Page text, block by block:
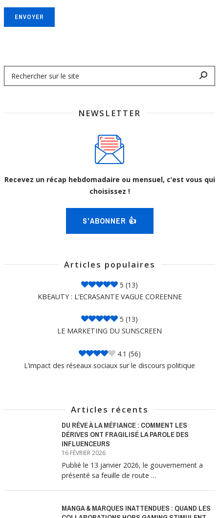
ENVOYER
NEWSLETTER
Recevez un récap hebdomadaire ou mensuel, c’est vous qui
choisissez !
S'ABONNER 👍
Articles populaires
5 (13)
KBEAUTY : L’ECRASANTE VAGUE COREENNE
5 (13)
LE MARKETING DU SUNSCREEN
4.1 (56)
L’impact des réseaux sociaux sur le discours politique
Articles récents
DU RÊVE À LA MÉFIANCE : COMMENT LES
DÉRIVES ONT FRAGILISÉ LA PAROLE DES
INFLUENCEURS
16 FÉVRIER 2026
Publié le 13 janvier 2026, le gouvernement a
présenté sa feuille de route …
MANGA & MARQUES INATTENDUES : QUAND LES